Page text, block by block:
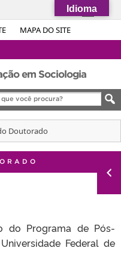
MAPA DO SITE
Simplifique!
Acesso à informação
Legislação
Canais
em Sociologia
Doutorado
do Programa de Pós-
Federal de
Idioma